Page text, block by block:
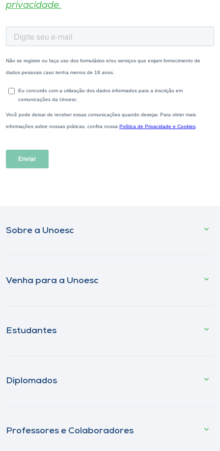
privacidade.
Sobre a Unoesc
Venha para a Unoesc
Estudantes
Diplomados
Professores e Colaboradores